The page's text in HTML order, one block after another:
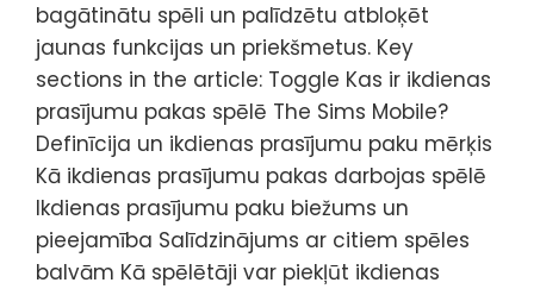
bagātinātu spēli un palīdzētu atbloķēt
jaunas funkcijas un priekšmetus. Key
sections in the article: Toggle Kas ir ikdienas
prasījumu pakas spēlē The Sims Mobile?
Definīcija un ikdienas prasījumu paku mērķis
Kā ikdienas prasījumu pakas darbojas spēlē
Ikdienas prasījumu paku biežums un
pieejamība Salīdzinājums ar citiem spēles
balvām Kā spēlētāji var piekļūt ikdienas